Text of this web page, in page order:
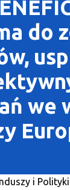
do
we
i